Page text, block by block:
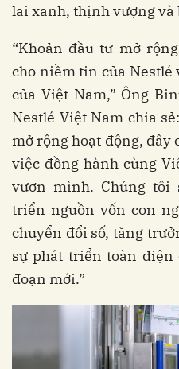
lai xanh, thịnh vượng và
“Khoản đầu tư mở
cho niềm tin của
của Việt Nam,” Ông
Nestlé Việt Nam chia
mở rộng hoạt động, đây
việc đồng hành cùng
vươn mình. Chúng
triển nguồn vốn con
chuyển đổi số, tăng
sự phát triển toàn diện
đoạn mới.”